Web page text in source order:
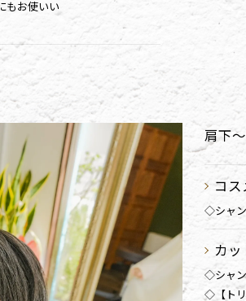
もお使いい
肩下
コ
◇シャ
カ
◇シャ
◇【ト